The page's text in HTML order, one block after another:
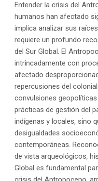
Entender la crisis del
humanos han afectado
implica analizar sus
requiere un profundo
del Sur Global. El
intrincadamente con
afectado
repercusiones del
convulsiones
prácticas de gestión del
indígenas y locales, sino
desigualdades
contemporáneas.
de vista arqueológicos,
Global es fundamental